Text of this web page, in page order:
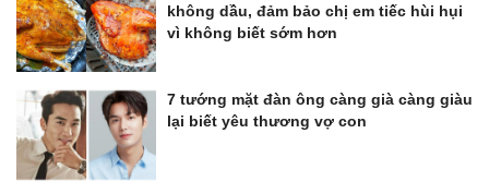
không dầu, đảm bảo chị em tiếc hùi hụi
vì không biết sớm hơn
7 tướng mặt đàn ông càng già càng giàu
lại biết yêu thương vợ con